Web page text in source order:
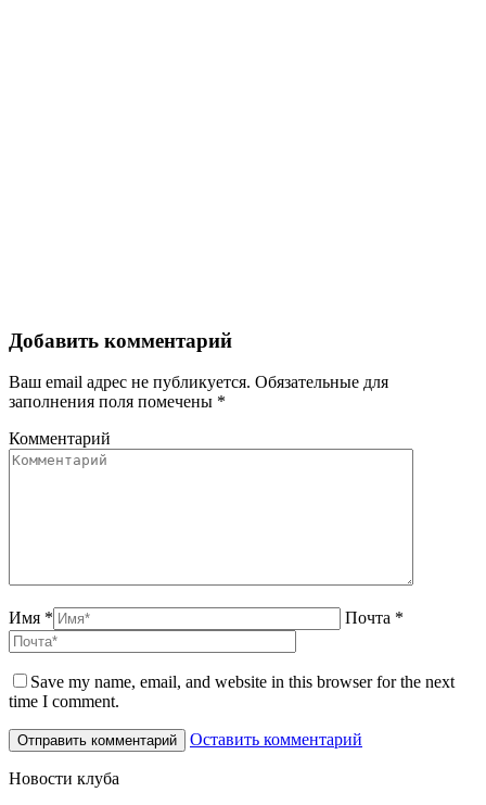
Добавить комментарий
Ваш email адрес не публикуется. Обязательные для
заполнения поля помечены *
Комментарий
Имя * Почта *
Save my name, email, and website in this browser for the next
time I comment.
Оставить комментарий
Новости клуба